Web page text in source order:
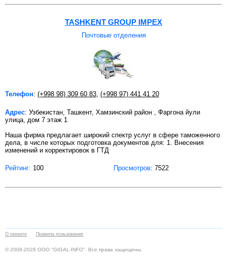
TASHKENT GROUP IMPEX
Почтовые отделения
Телефон: (+998 98) 309 60 83, (+998 97) 441 41 20
Адрес: Узбекистан, Ташкент, Хамзинский район , Фаргона йули
улица, дом 7 этаж 1
Наша фирма предлагает широкий спектр услуг в сфере таможенного
дела, в числе которых подготовка документов для: 1. Внесения
изменений и корректировок в ГТД
Рейтинг: 100 Просмотров: 7522
О проекте Правила пользования
© 2008-2026 ООО "GIGAL-INFO". Все права защищены.